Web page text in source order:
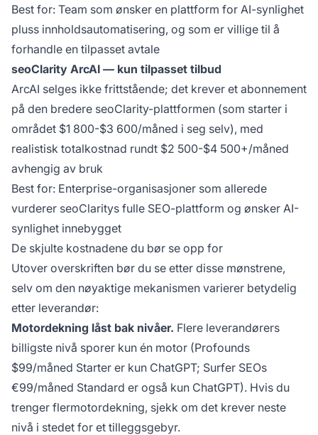
Best for: Team som ønsker en plattform for AI-synlighet
pluss innholdsautomatisering, og som er villige til å
forhandle en tilpasset avtale
seoClarity ArcAI — kun tilpasset tilbud
ArcAI selges ikke frittstående; det krever et abonnement
på den bredere seoClarity-plattformen (som starter i
området $1 800-$3 600/måned i seg selv), med
realistisk totalkostnad rundt $2 500-$4 500+/måned
avhengig av bruk
Best for: Enterprise-organisasjoner som allerede
vurderer seoClaritys fulle SEO-plattform og ønsker AI-
synlighet innebygget
De skjulte kostnadene du bør se opp for
Utover overskriften bør du se etter disse mønstrene,
selv om den nøyaktige mekanismen varierer betydelig
etter leverandør:
Motordekning låst bak nivåer. Flere leverandørers
billigste nivå sporer kun én motor (Profounds
$99/måned Starter er kun ChatGPT; Surfer SEOs
€99/måned Standard er også kun ChatGPT). Hvis du
trenger flermotordekning, sjekk om det krever neste
nivå i stedet for et tilleggsgebyr.